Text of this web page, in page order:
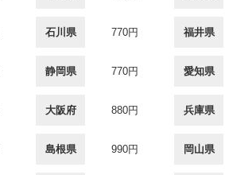
石川県 770円 福井県
静岡県 770円 愛知県
大阪府 880円 兵庫県
島根県 990円 岡山県